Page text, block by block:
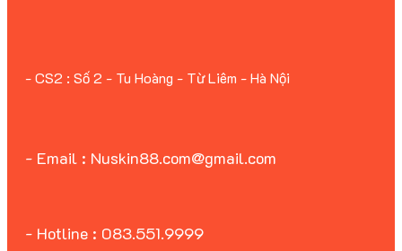
- Email : Nuskin88.com@gmail.com
- Hotline : 083.551.9999
- CS2 : Số 2 - Tu Hoàng - Từ Liêm - Hà Nội